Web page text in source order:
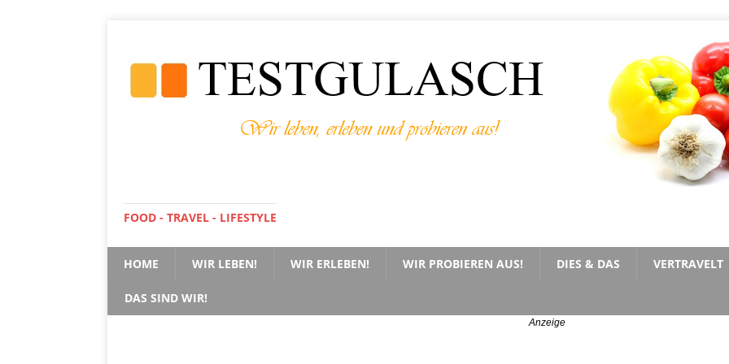
FOOD - TRAVEL - LIFESTYLE
HOME WIR LEBEN! WIR ERLEBEN! WIR PROBIEREN AUS! DIES & DAS VERTRAVELT
DAS SIND WIR!